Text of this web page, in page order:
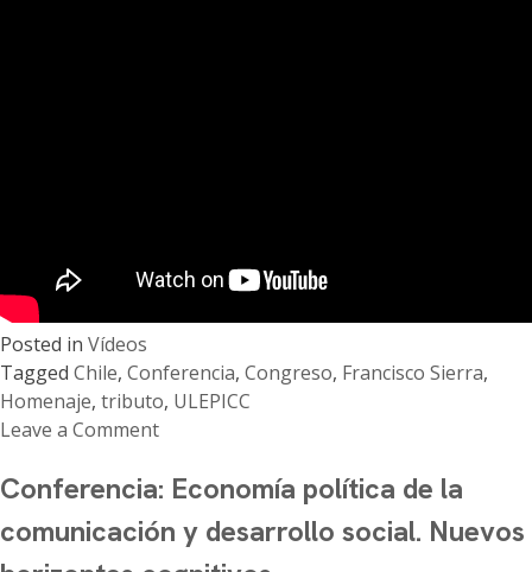
Posted in Vídeos
Tagged Chile, Conferencia, Congreso, Francisco Sierra,
Homenaje, tributo, ULEPICC
Leave a Comment
Congreso
–
Conferencia: Economía política de la
comunicación y desarrollo social. Nuevos